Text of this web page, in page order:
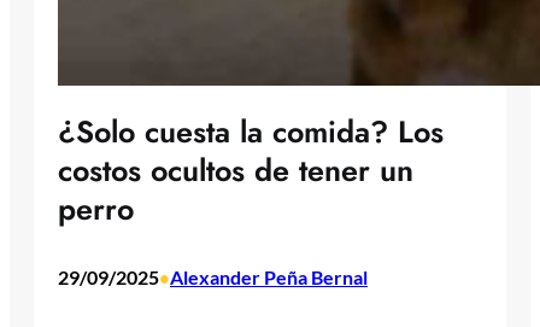
¿Solo cuesta la comida? Los
costos ocultos de tener un
perro
29/09/2025•Alexander Peña Bernal